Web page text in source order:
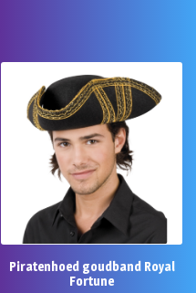
Piratenhoed goudband Royal
Fortune